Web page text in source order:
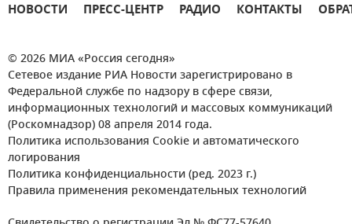
НОВОСТИ ПРЕСС-ЦЕНТР РАДИО КОНТАКТЫ
© 2026 МИА «Россия сегодня»
Сетевое издание РИА Новости зарегистрировано в
Федеральной службе по надзору в сфере связи,
информационных технологий и массовых коммуникаций
(Роскомнадзор) 08 апреля 2014 года.
Политика использования Cookie и автоматического
логирования
Политика конфиденциальности (ред. 2023 г.)
Правила применения рекомендательных технологий